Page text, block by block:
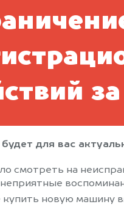
для вас
смотреть на
купить новую машину